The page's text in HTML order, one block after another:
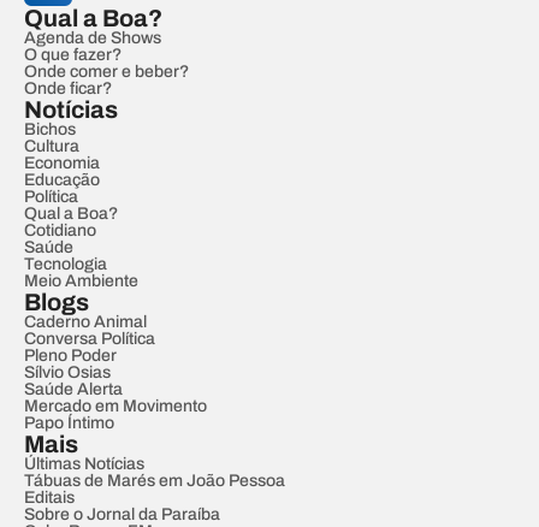
Qual a Boa?
Agenda de Shows
O que fazer?
Onde comer e beber?
Onde ficar?
Notícias
Bichos
Cultura
Economia
Educação
Política
Qual a Boa?
Cotidiano
Saúde
Tecnologia
Meio Ambiente
Blogs
Caderno Animal
Conversa Política
Pleno Poder
Sílvio Osias
Saúde Alerta
Mercado em Movimento
Papo Íntimo
Mais
Últimas Notícias
Tábuas de Marés em João Pessoa
Editais
Sobre o Jornal da Paraíba